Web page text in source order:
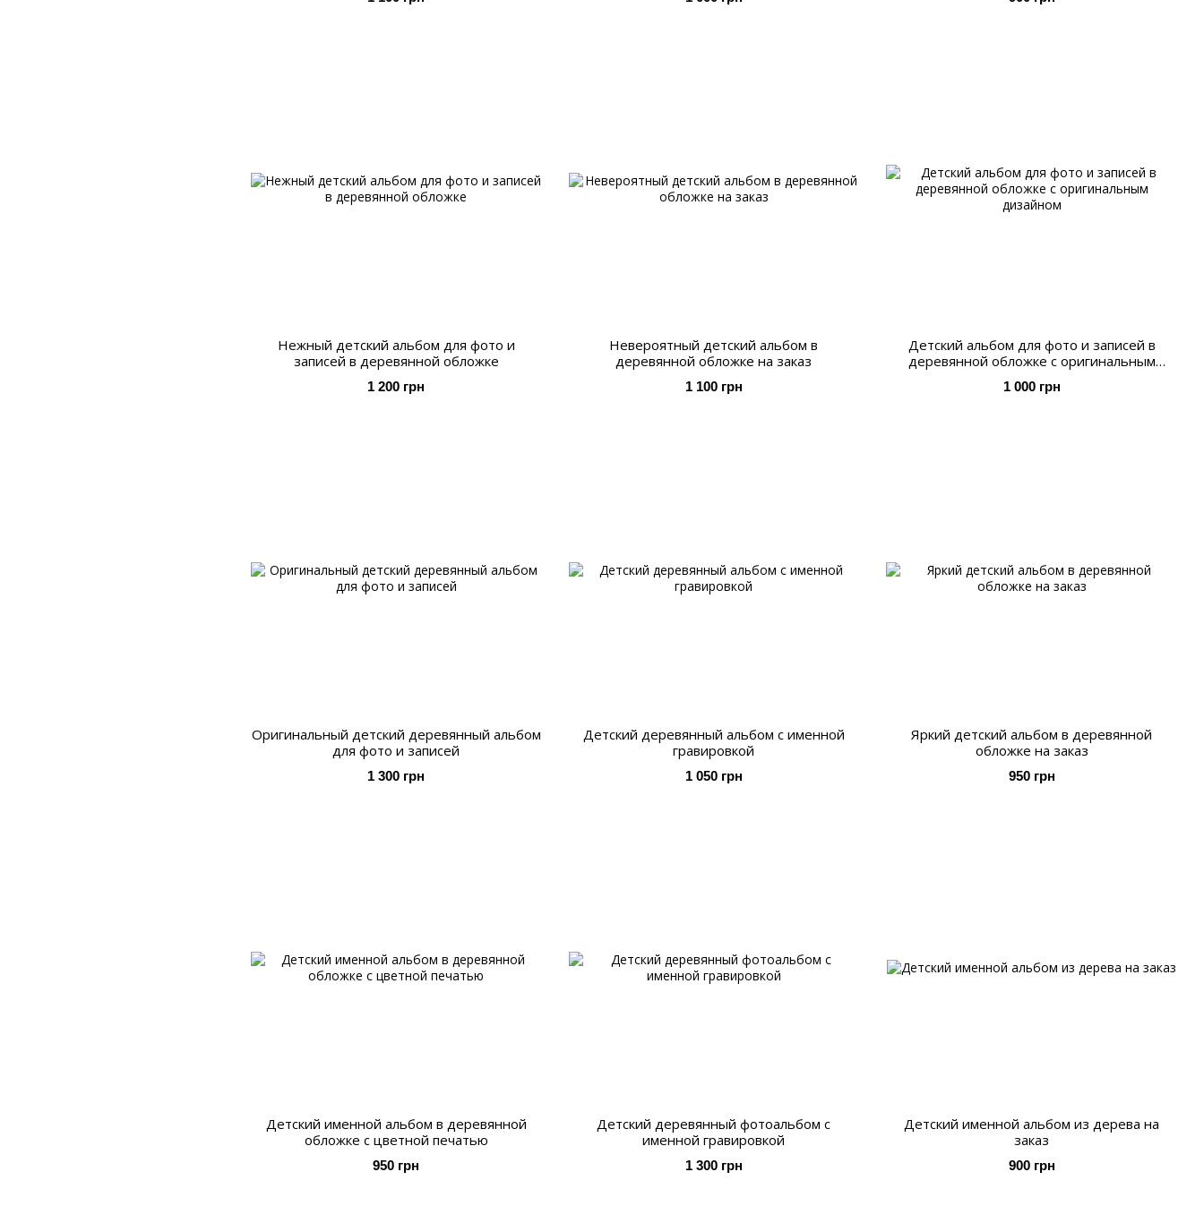
Нежный детский альбом для фото и
записей в деревянной обложке
1 200 грн
Невероятный детский альбом в
деревянной обложке на заказ
1 100 грн
Детский альбом для фото и записей в
деревянной обложке с оригинальным
дизайном
1 000 грн
Оригинальный детский деревянный альбом
для фото и записей
1 300 грн
Детский деревянный альбом с именной
гравировкой
1 050 грн
Яркий детский альбом в деревянной
обложке на заказ
950 грн
Детский именной альбом в деревянной
обложке с цветной печатью
950 грн
Детский деревянный фотоальбом с
именной гравировкой
1 300 грн
Детский именной альбом из дерева на
заказ
900 грн